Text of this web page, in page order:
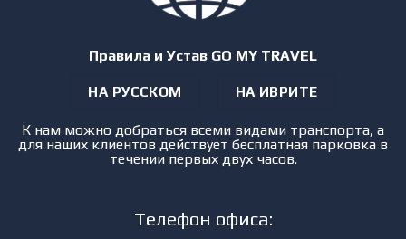
Правила и Устав GO MY TRAVEL
НА РУССКОМ НА ИВРИТЕ
К нам можно добраться всеми видами транспорта, а
для наших клиентов действует бесплатная парковка в
течении первых двух часов.
Телефон офиса: